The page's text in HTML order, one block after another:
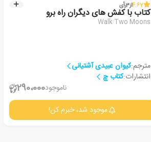
4.67از3رأی
کتاب با کفش های دیگران راه برو
Walk Two Moons
مترجم:کیوان عبیدی آشتیانی
انتشارات:کتاب چ
ناموجود290،000
موجود شد، خبرم کن!